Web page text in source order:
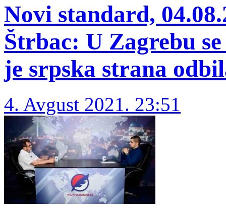
Novi standard,
Štrbac: U Zagrebu
je srpska strana
4. Avgust 2021. 23:51